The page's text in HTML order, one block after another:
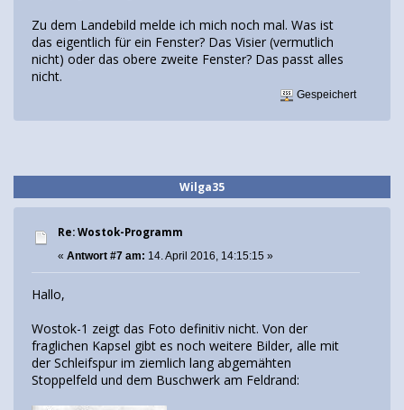
Zu dem Landebild melde ich mich noch mal. Was ist
das eigentlich für ein Fenster? Das Visier (vermutlich
nicht) oder das obere zweite Fenster? Das passt alles
nicht.
Gespeichert
Wilga35
Re: Wostok-Programm
« Antwort #7 am: 14. April 2016, 14:15:15 »
Hallo,
Wostok-1 zeigt das Foto definitiv nicht. Von der
fraglichen Kapsel gibt es noch weitere Bilder, alle mit
der Schleifspur im ziemlich lang abgemähten
Stoppelfeld und dem Buschwerk am Feldrand: